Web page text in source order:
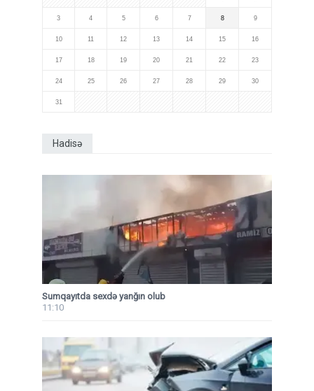
3 4 5 6 7 8 9
10 11 12 13 14 15 16
17 18 19 20 21 22 23
24 25 26 27 28 29 30
31
Hadisə
Sumqayıtda sexdə yanğın olub
11:10